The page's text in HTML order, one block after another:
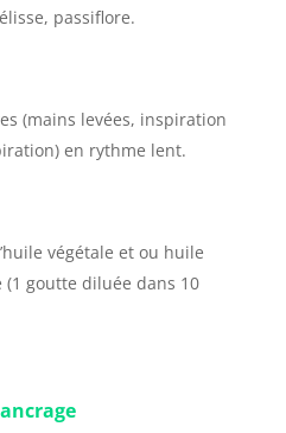
passiflore.
(mains levées, inspiration
en rythme lent.
végétale et ou huile
goutte diluée dans 10